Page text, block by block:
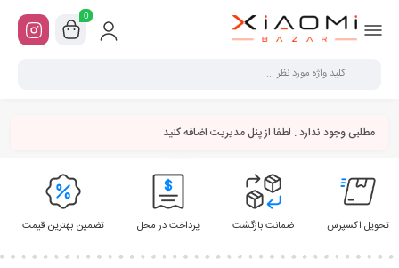
0
مطلبی وجود ندارد . لطفا از پنل مدیریت اضافه کنید
تحویل اکسپرس ضمانت بازگشت پرداخت در محل تضمین بهترین قیمت